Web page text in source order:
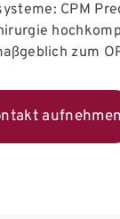
CPM
zum
aufnehmen